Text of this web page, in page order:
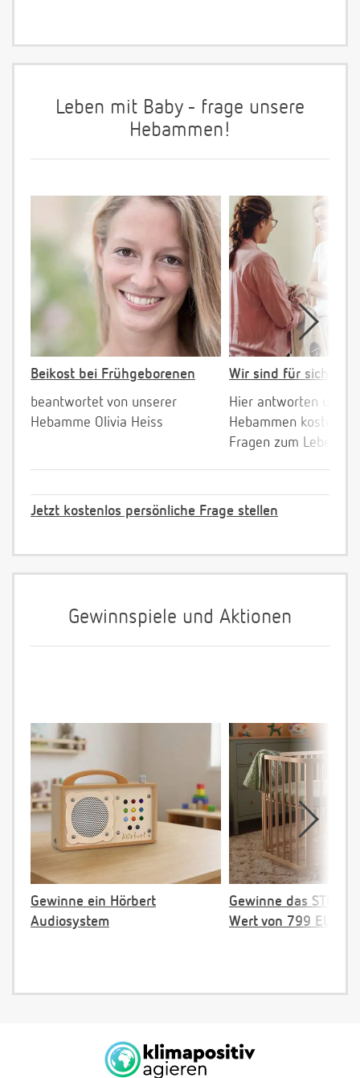
Leben mit Baby - frage unsere
Hebammen!
Beikost bei Frühgeborenen
beantwortet von unserer
Hebamme Olivia Heiss
Wir sind für sich da!
Hier antworten
Hebammen
Fragen zum Leben
Jetzt kostenlos persönliche Frage stellen
Gewinnspiele und Aktionen
Gewinne ein Hörbert
Audiosystem
Gewinne das
Wert von 799 EUR